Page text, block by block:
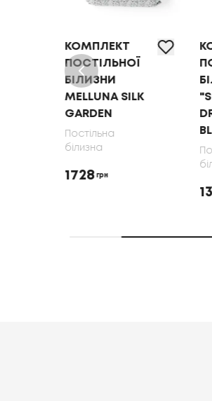
КОМПЛЕКТ
ПОСТІЛЬНОЇ
БІЛИЗНИ
MELLUNA SILK
GARDEN
Постільна
білизна
1728 грн